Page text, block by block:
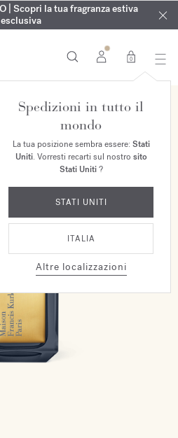
fragranza OUDvelvet moodnel
tuo ordine*
Su tutte le fragranze e gli oli per il
fino al 9 agosto
| Scopri la tua fragranza estiva
esclusiva
0
Spedizioni in tutto il
mondo
La tua posizione sembra essere: Stati
Uniti. Vorresti recarti sul nostro sito
Stati Uniti?
STATI UNITI
ITALIA
Altre localizzazioni